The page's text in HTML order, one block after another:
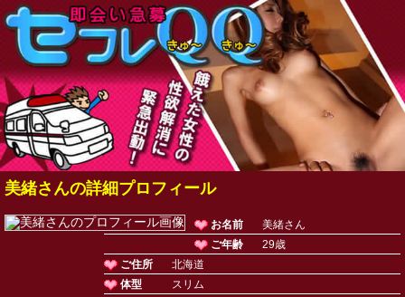
美緒さんの詳細プロフィール
お名前
美緒さん
ご年齢
29歳
ご住所
北海道
体型
スリム